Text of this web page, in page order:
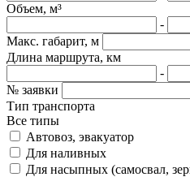
Объем, м³
-
Макс. габарит, м
Длина маршрута, км
-
№ заявки
Тип транспорта
Все типы
Автовоз, эвакуатор
Для наливных
Для насыпных (самосвал,